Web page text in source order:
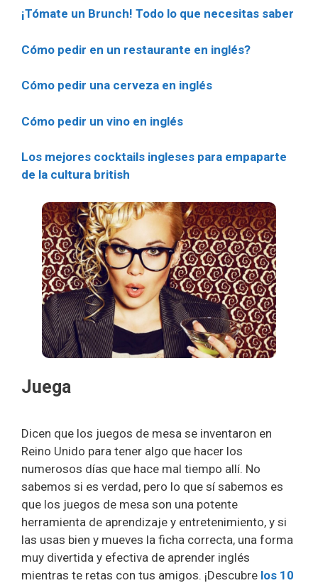
¡Tómate un Brunch! Todo lo que necesitas saber
Cómo pedir en un restaurante en inglés?
Cómo pedir una cerveza en inglés
Cómo pedir un vino en inglés
Los mejores cocktails ingleses para empaparte
de la cultura british
Juega
Dicen que los juegos de mesa se inventaron en
Reino Unido para tener algo que hacer los
numerosos días que hace mal tiempo allí. No
sabemos si es verdad, pero lo que sí sabemos es
que los juegos de mesa son una potente
herramienta de aprendizaje y entretenimiento, y si
las usas bien y mueves la ficha correcta, una forma
muy divertida y efectiva de aprender inglés
mientras te retas con tus amigos. ¡Descubre los 10